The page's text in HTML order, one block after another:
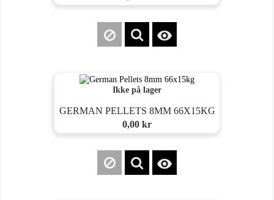

Ikke på lager
GERMAN PELLETS 8MM 66X15KG
Pris
0,00 kr
